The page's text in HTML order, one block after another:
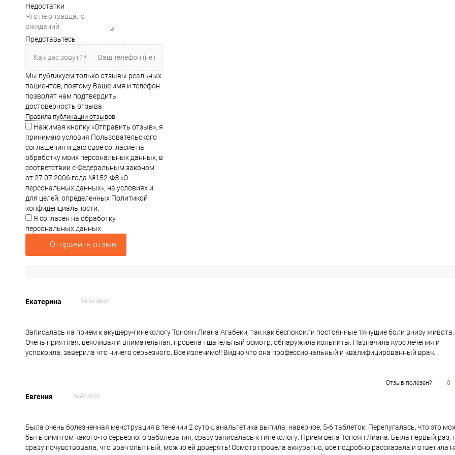
Недостатки
Представьтесь
Мы публикуем только отзывы реальных
пациентов, поэтому Ваше имя и телефон
позволят нам подтвердить
достоверность отзыва
Правила публикации отзывов
Нажимая кнопку «Отправить отзыв», я
принимаю условия Пользовательского
соглашения и даю своё согласие на
обработку моих персональных данных, в
соответствии с Федеральным законом
от 27.07.2006 года №152-ФЗ «О
персональных данных», на условиях и
для целей, определенных Политикой
конфиденциальности.
Я согласен на обработку
персональных данных
Отправить отзыв
Екатерина 29.02.2020
Записалась на прием к акушеру-гинекологу Тоноян Лиана Агабеки, так как беспокоили постоянные тянущие боли внизу живота.
Очень приятная, вежливая и внимательная, провела тщательный осмотр, обнаружила кольпиты. Назначила курс лечения и
успокоила, заверила что ничего серьезного. Все излечимо!! Видно что она профессиональный и квалифицированный врач.
Отзыв полезен? 0
Евгения 26.02.2020
Была очень болезненная менструация в течении 2 суток, анальгетика выпила, наверное, 5-6 таблеток. Перепугалась, что это
быть симптом какого-то серьезного заболевания, сразу записалась к гинекологу. Прием вела Тоноян Лиана. Была первый раз,
сразу почувствовала, что врач опытный, можно ей доверять! Осмотр провела аккуратно, все подробно рассказала и ответила